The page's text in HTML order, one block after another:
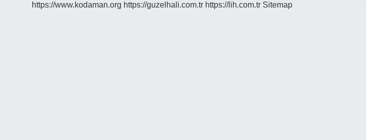
https://www.kodaman.org https://guzelhali.com.tr https://lih.com.tr Sitemap